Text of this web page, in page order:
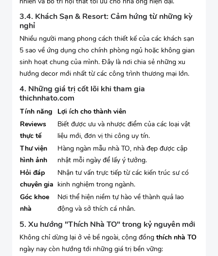
3.4. Khách Sạn & Resort: Cảm hứng từ những kỳ
nghỉ
Nhiều người mang phong cách thiết kế của các khách sạn
5 sao về ứng dụng cho chính phòng ngủ hoặc không gian
sinh hoạt chung của mình. Đây là nơi chia sẻ những xu
hướng decor mới nhất từ các công trình thương mại lớn.
4. Những giá trị cốt lõi khi tham gia
thichnhato.com
Tính năng
Lợi ích cho thành viên
Reviews
thực tế
Biết được ưu và nhược điểm của các loại vật
liệu mới, đơn vị thi công uy tín.
Thư viện
hình ảnh
Hàng ngàn mẫu nhà TO, nhà đẹp được cập
nhật mỗi ngày để lấy ý tưởng.
Hỏi đáp
chuyên gia
Nhận tư vấn trực tiếp từ các kiến trúc sư có
kinh nghiệm trong ngành.
Góc khoe
nhà
Nơi thể hiện niềm tự hào về thành quả lao
động và sở thích cá nhân.
5. Xu hướng "Thích Nhà TO" trong kỷ nguyên mới
Không chỉ dừng lại ở vẻ bề ngoài, cộng đồng thích nhà TO
ngày nay còn hướng tới những giá trị bền vững: